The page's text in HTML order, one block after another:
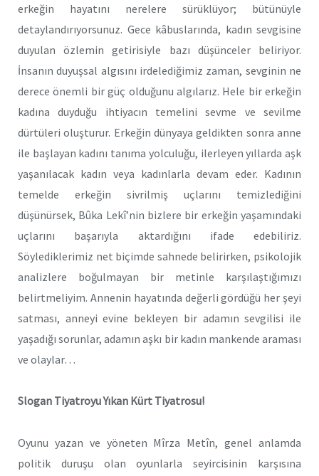
erkeğin hayatını nerelere sürüklüyor; bütünüyle
detaylandırıyorsunuz. Gece kâbuslarında, kadın sevgisine
duyulan özlemin getirisiyle bazı düşünceler beliriyor.
İnsanın duyuşsal algısını irdelediğimiz zaman, sevginin ne
derece önemli bir güç olduğunu algılarız. Hele bir erkeğin
kadına duyduğu ihtiyacın temelini sevme ve sevilme
dürtüleri oluşturur. Erkeğin dünyaya geldikten sonra anne
ile başlayan kadını tanıma yolculuğu, ilerleyen yıllarda aşk
yaşanılacak kadın veya kadınlarla devam eder. Kadının
temelde erkeğin sivrilmiş uçlarını temizlediğini
düşünürsek, Bûka Lekî’nin bizlere bir erkeğin yaşamındaki
uçlarını başarıyla aktardığını ifade edebiliriz.
Söylediklerimiz net biçimde sahnede belirirken, psikolojik
analizlere boğulmayan bir metinle karşılaştığımızı
belirtmeliyim. Annenin hayatında değerli gördüğü her şeyi
satması, anneyi evine bekleyen bir adamın sevgilisi ile
yaşadığı sorunlar, adamın aşkı bir kadın mankende araması
ve olaylar…
Slogan Tiyatroyu Yıkan Kürt Tiyatrosu!
Oyunu yazan ve yöneten Mîrza Metîn, genel anlamda
politik duruşu olan oyunlarla seyircisinin karşısına